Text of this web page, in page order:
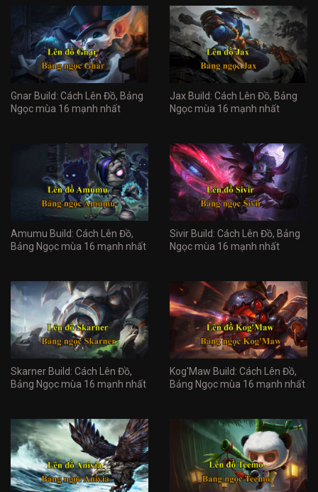
Gnar Build: Cách Lên Đồ, Bảng
Ngọc mùa 16 mạnh nhất
Jax Build: Cách Lên Đồ, Bảng
Ngọc mùa 16 mạnh nhất
Amumu Build: Cách Lên Đồ,
Bảng Ngọc mùa 16 mạnh nhất
Sivir Build: Cách Lên Đồ, Bảng
Ngọc mùa 16 mạnh nhất
Skarner Build: Cách Lên Đồ,
Bảng Ngọc mùa 16 mạnh nhất
Kog'Maw Build: Cách Lên Đồ,
Bảng Ngọc mùa 16 mạnh nhất